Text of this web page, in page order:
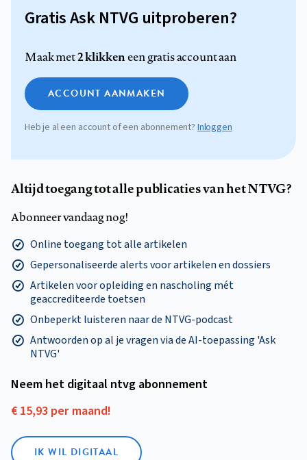
Gratis Ask NTVG uitproberen?
Maak met2 klikkeneen gratis account aan
ACCOUNT AANMAKEN
Heb je al een account of een abonnement? Inloggen
Altijd toegang tot alle publicaties van het NTVG?
Abonneer vandaag nog!
Online toegang tot alle artikelen
Gepersonaliseerde alerts voor artikelen en dossiers
Artikelen voor opleiding en nascholing mét
geaccrediteerde toetsen
Onbeperkt luisteren naar de NTVG-podcast
Antwoorden op al je vragen via de AI-toepassing 'Ask
NTVG'
Neem het digitaal ntvg abonnement
€ 15,93 per maand!
IK WIL DIGITAAL